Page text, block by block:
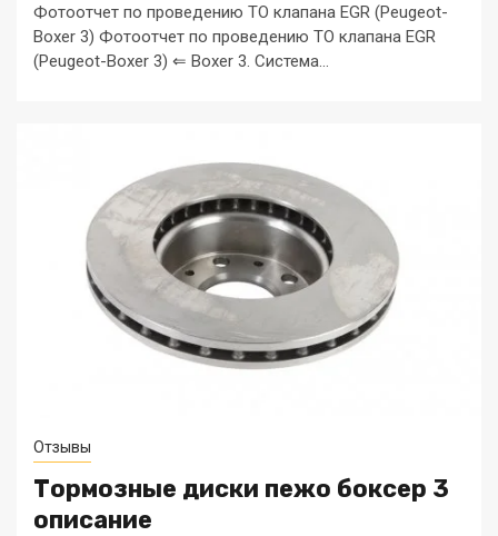
Фотоотчет по проведению ТО клапана EGR (Peugeot-
Boxer 3) Фотоотчет по проведению ТО клапана EGR
(Peugeot-Boxer 3) ⇐ Boxer 3. Система...
Отзывы
Тормозные диски пежо боксер 3
описание